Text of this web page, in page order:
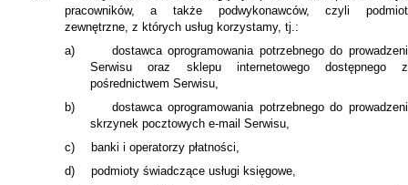
pracowników, a także podwykonawców, czyli
zewnętrzne, z których usług korzystamy, tj.:
a)
dostawca oprogramowania potrzebnego do
Serwisu oraz sklepu internetowego dostępnego
pośrednictwem Serwisu,
b)
dostawca oprogramowania potrzebnego do
skrzynek pocztowych e-mail Serwisu,
c)
banki i operatorzy płatności,
d)
podmioty świadczące usługi księgowe,